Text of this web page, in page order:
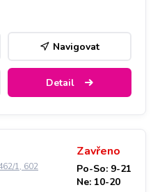
Navigovat
Detail
1, 602
Zavřeno
Po-So: 9-21
Ne: 10-20